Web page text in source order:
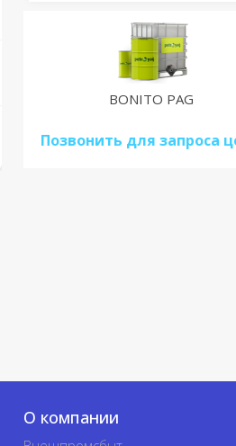
BONITO PAG
Позвонить для запроса
О компании